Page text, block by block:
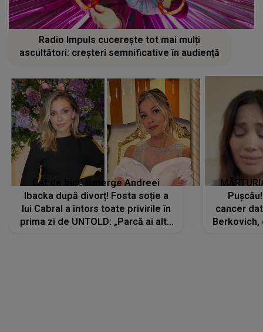
Radio Impuls cucerește tot mai mulți
ascultători: creșteri semnificative în audiență
Cât de bine îi merge Andreei
Ibacka după divorț! Fosta soție a
lui Cabral a întors toate privirile în
prima zi de UNTOLD: „Parcă ai altă
cancer
Berkovich,